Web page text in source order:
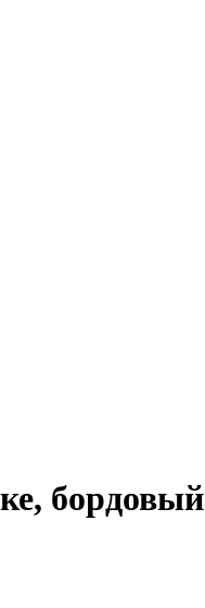
бордовый